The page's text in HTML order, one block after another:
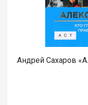
Андрей Сахаров